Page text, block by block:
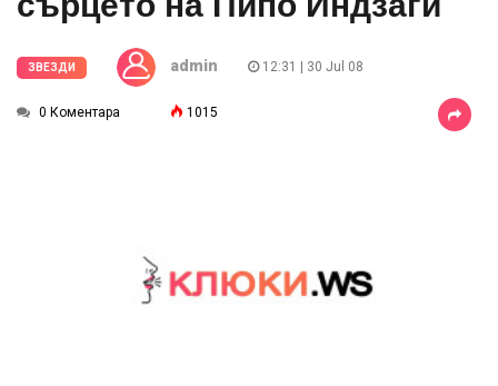
ЗВЕЗДИ admin 12:31 | 30 Jul 08
0 Коментара 1015